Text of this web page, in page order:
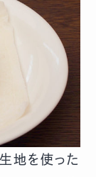
地を使った